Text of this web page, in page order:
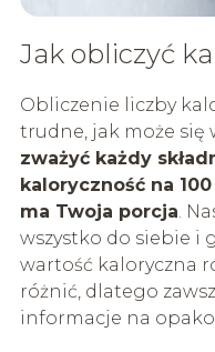
Jak obliczyć
Obliczenie liczby
trudne, jak może się
zważyć każdy
kaloryczność na
ma Twoja porcja.
wszystko do siebie i
wartość kaloryczna
różnić, dlatego
informacje na